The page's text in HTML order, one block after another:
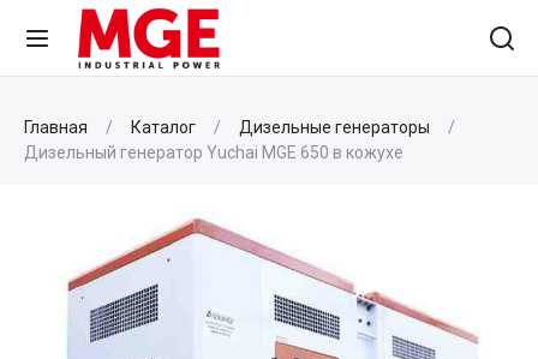
Главная Каталог
Дизельные генераторы
Дизельный генератор Yuchai MGE 650 в кожухе